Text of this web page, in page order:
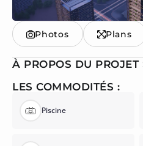
Photos Plans
À PROPOS DU PROJET
LES COMMODITÉS :
Piscine